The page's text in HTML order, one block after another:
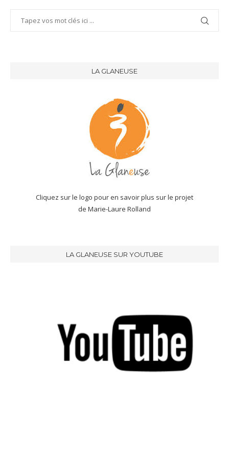
LA GLANEUSE
Cliquez sur le logo pour en savoir plus sur le projet
de Marie-Laure Rolland
LA GLANEUSE SUR YOUTUBE